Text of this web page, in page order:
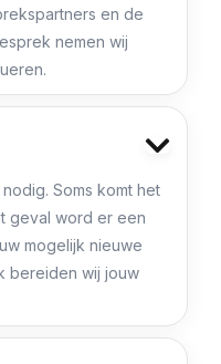
en de
nemen wij
Soms komt het
geval word er een
mogelijk nieuwe
bereiden wij jouw